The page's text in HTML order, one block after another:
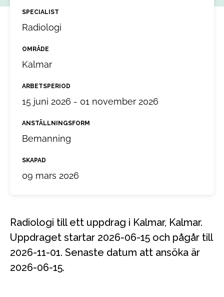
SPECIALIST
Radiologi
OMRÅDE
Kalmar
ARBETSPERIOD
15 juni 2026 - 01 november 2026
ANSTÄLLNINGSFORM
Bemanning
SKAPAD
09 mars 2026
Radiologi till ett uppdrag i Kalmar, Kalmar.
Uppdraget startar 2026-06-15 och pågår till
2026-11-01. Senaste datum att ansöka är
2026-06-15.